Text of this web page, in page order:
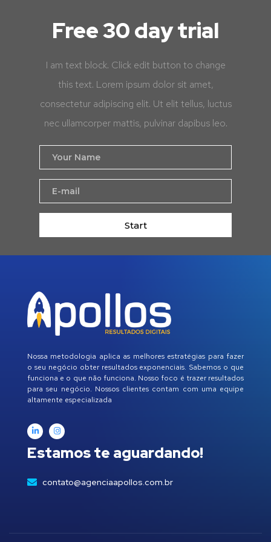
Free 30 day trial
I am text block. Click edit button to change
this text. Lorem ipsum dolor sit amet,
consectetur adipiscing elit. Ut elit tellus, luctus
nec ullamcorper mattis, pulvinar dapibus leo.
Start
Nossa metodologia aplica as melhores estratégias para fazer
o seu negócio obter resultados exponenciais. Sabemos o que
funciona e o que não funciona. Nosso foco é trazer resultados
para seu negócio. Nossos clientes contam com uma equipe
altamente especializada
Estamos te aguardando!
contato@agenciaapollos.com.br